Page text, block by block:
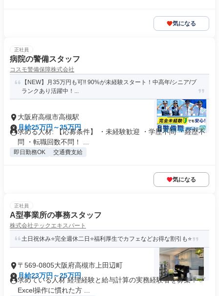
気になる
正社員
病院の警備スタッフ
コスモ警備保障株式会社
【NEW】月35万円も可!! 90%が未経験スタート！中高年/シニア/ブ
ランクあり活躍中！...
大阪府高槻市高槻駅
月給25万円～35万円
求める人材: 【応募条件】 ・未経験歓迎 ・学歴不問 ・経歴不
問 ・転職回数不問！ ...
即日勤務OK 交通費支給
気になる
正社員
A型事業所の事務スタッフ
株式会社テックエキスパート
土日祝休み⭐完全週休二日⭐福利厚生でカフェなどお得な割引も⭐
〒569-0805大阪府高槻市上田辺町
月給23万円～25万円
求めている人材 経理経験と給与計算の実務経験者を募集！ ✅
Excel操作に慣れた方 ...